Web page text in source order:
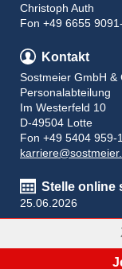
Christoph Auth
Fon +49 6655
Kontakt
Sostmeier GmbH &
Personalabteilung
Im Westerfeld 10
D-49504 Lotte
Fon +49 5404 959-
Stelle online
25.06.2026